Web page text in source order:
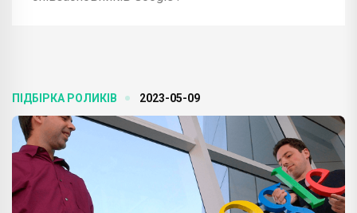
ПІДБІРКА РОЛИКІВ 2023-05-09